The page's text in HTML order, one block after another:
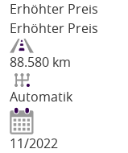
Erhöhter Preis
Erhöhter Preis
88.580 km
Automatik
11/2022